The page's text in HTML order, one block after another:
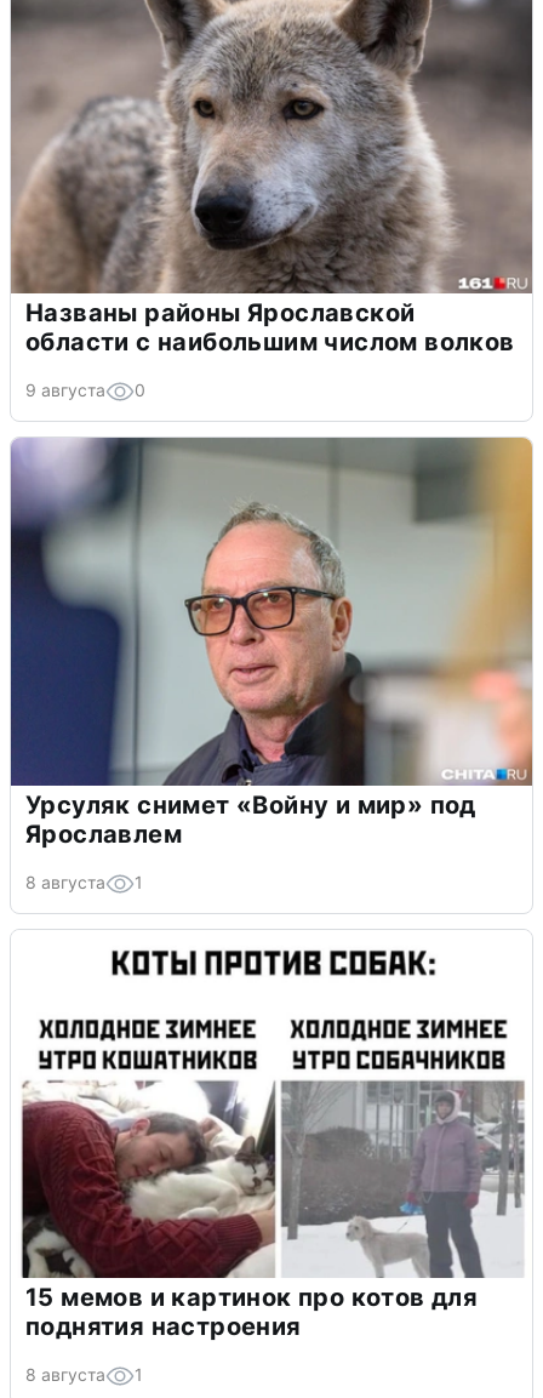
Названы районы Ярославской
области с наибольшим числом волков
9 августа 0
Урсуляк снимет «Войну и мир» под
Ярославлем
8 августа 1
15 мемов и картинок про котов для
поднятия настроения
8 августа 1